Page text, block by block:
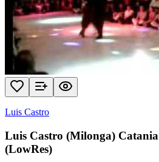
Luis Castro
Luis Castro (Milonga)
(LowRes)